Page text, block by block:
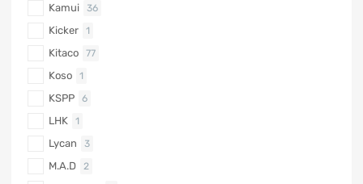
Kamui 36
Kicker 1
Kitaco 77
Koso 1
KSPP 6
LHK 1
Lycan 3
M.A.D 2